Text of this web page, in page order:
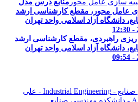
منابع درس مدل
عامل محور، مقطع کارشناسی ارشد
دانشگاه آزاد اسلامی واحد تهران
ریزی راهبردی، مقطع کارشناسی ارشد
دانشگاه آزاد اسلامی واحد تهران